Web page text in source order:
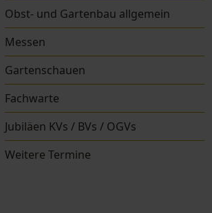
Obst- und Gartenbau allgemein
Messen
Gartenschauen
Fachwarte
Jubiläen KVs / BVs / OGVs
Weitere Termine